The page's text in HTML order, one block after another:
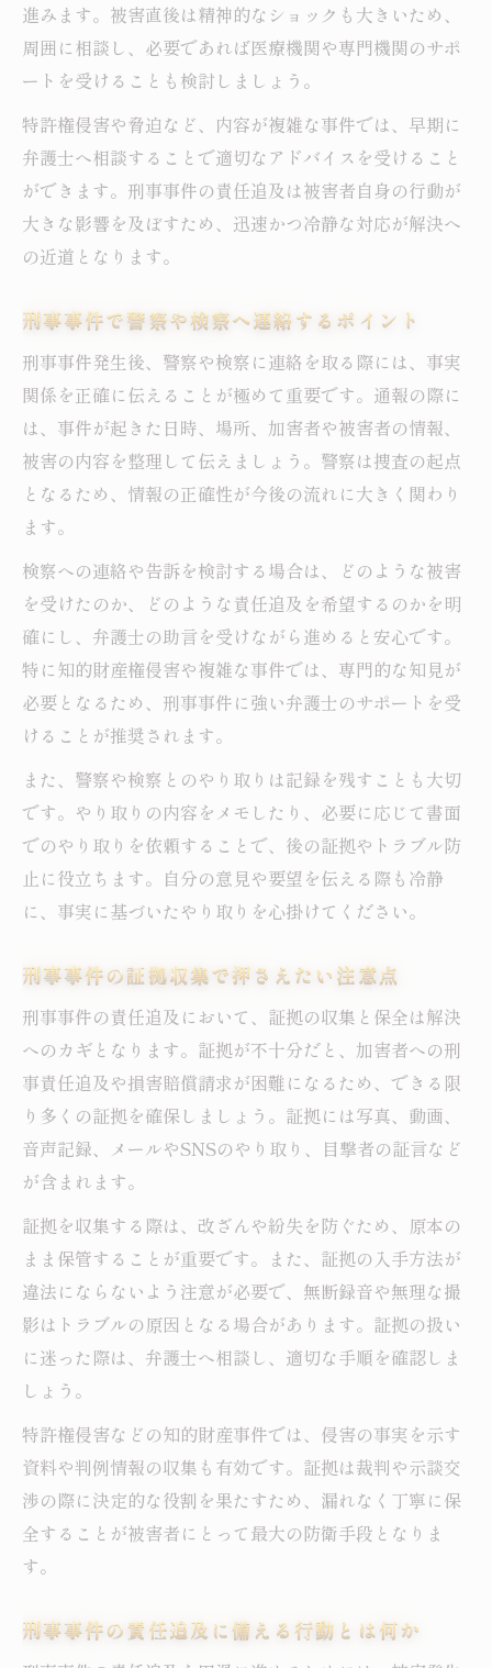
進みます。被害直後は精神的なショックも大きいため、
周囲に相談し、必要であれば医療機関や専門機関のサポ
ートを受けることも検討しましょう。
特許権侵害や脅迫など、内容が複雑な事件では、早期に
弁護士へ相談することで適切なアドバイスを受けること
ができます。刑事事件の責任追及は被害者自身の行動が
大きな影響を及ぼすため、迅速かつ冷静な対応が解決へ
の近道となります。
刑事事件で警察や検察へ連絡するポイント
刑事事件発生後、警察や検察に連絡を取る際には、事実
関係を正確に伝えることが極めて重要です。通報の際に
は、事件が起きた日時、場所、加害者や被害者の情報、
被害の内容を整理して伝えましょう。警察は捜査の起点
となるため、情報の正確性が今後の流れに大きく関わり
ます。
検察への連絡や告訴を検討する場合は、どのような被害
を受けたのか、どのような責任追及を希望するのかを明
確にし、弁護士の助言を受けながら進めると安心です。
特に知的財産権侵害や複雑な事件では、専門的な知見が
必要となるため、刑事事件に強い弁護士のサポートを受
けることが推奨されます。
また、警察や検察とのやり取りは記録を残すことも大切
です。やり取りの内容をメモしたり、必要に応じて書面
でのやり取りを依頼することで、後の証拠やトラブル防
止に役立ちます。自分の意見や要望を伝える際も冷静
に、事実に基づいたやり取りを心掛けてください。
刑事事件の証拠収集で押さえたい注意点
刑事事件の責任追及において、証拠の収集と保全は解決
へのカギとなります。証拠が不十分だと、加害者への刑
事責任追及や損害賠償請求が困難になるため、できる限
り多くの証拠を確保しましょう。証拠には写真、動画、
音声記録、メールやSNSのやり取り、目撃者の証言など
が含まれます。
証拠を収集する際は、改ざんや紛失を防ぐため、原本の
まま保管することが重要です。また、証拠の入手方法が
違法にならないよう注意が必要で、無断録音や無理な撮
影はトラブルの原因となる場合があります。証拠の扱い
に迷った際は、弁護士へ相談し、適切な手順を確認しま
しょう。
特許権侵害などの知的財産事件では、侵害の事実を示す
資料や判例情報の収集も有効です。証拠は裁判や示談交
渉の際に決定的な役割を果たすため、漏れなく丁寧に保
全することが被害者にとって最大の防衛手段となりま
す。
刑事事件の責任追及に備える行動とは何か